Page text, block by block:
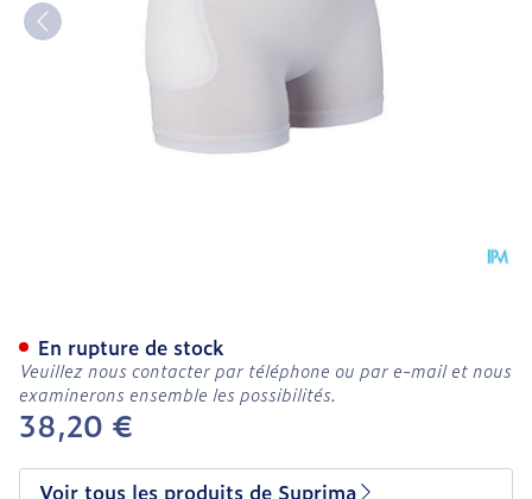
38,20 €
En rupture de stock
Veuillez nous contacter par téléphone ou par e-mail et nous
examinerons ensemble les possibilités.
Voir tous les produits de Suprima